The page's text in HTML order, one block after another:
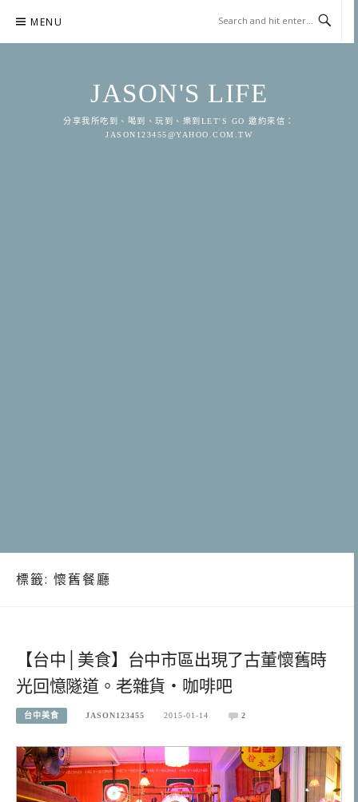
content
MENU
JASON'S LIFE
分享我所吃到、喝到、玩到、樂到LET'S GO 邀約來信：
JASON123455@YAHOO.COM.TW
標籤: 懷舊餐廳
【台中│美食】台中市區出現了古董懷舊時
光回憶隧道。老雜貨‧咖啡吧
台中美食 JASON123455 2015-01-14 2